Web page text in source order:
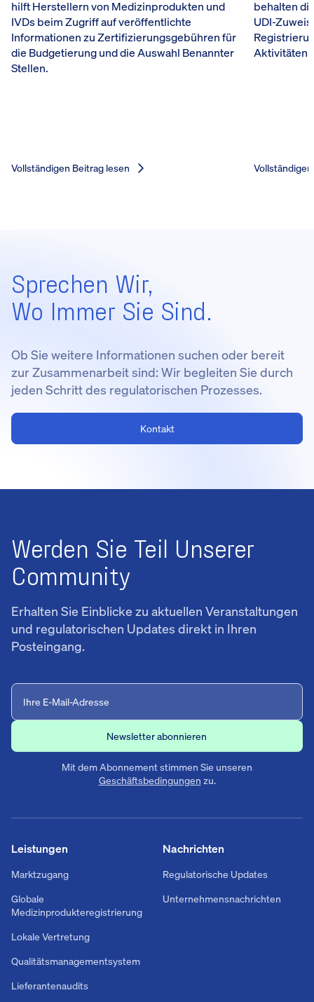
hilft Herstellern von Medizinprodukten und
IVDs beim Zugriff auf veröffentlichte
Informationen zu Zertifizierungsgebühren für
die Budgetierung und die Auswahl Benannter
Stellen.
Vollständigen Beitrag lesen
behalten
UDI-
Aktivitäten
Sprechen Wir,
Wo Immer Sie Sind.
Ob Sie weitere Informationen suchen oder bereit
zur Zusammenarbeit sind: Wir begleiten Sie durch
jeden Schritt des regulatorischen Prozesses.
Kontakt
Werden Sie Teil Unserer
Community
Erhalten Sie Einblicke zu aktuellen Veranstaltungen
und regulatorischen Updates direkt in Ihren
Posteingang.
Mit dem Abonnement stimmen Sie unseren
Geschäftsbedingungen zu.
Nachrichten
Regulatorische Updates
Unternehmensnachrichten
Leistungen
Marktzugang
Globale
Medizinprodukteregistrierung
Lokale Vertretung
Qualitätsmanagementsystem
Lieferantenaudits